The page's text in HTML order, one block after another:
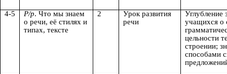
4-5 Р/р. Что мы знаем
о речи, её стилях и
типах, тексте
2
Урок развития
речи
Углубление
учащихся о
цельности
строении;
способами